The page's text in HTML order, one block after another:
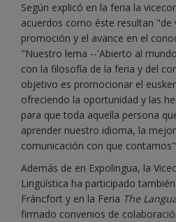
Según explicó en la feria la
acuerdos como éste resultan
promoción y el avance en el
"Nuestro lema --'Abierto al
con la filosofía de la feria y del
objetivo es promocionar el
ofreciendo la oportunidad y las
para que toda aquella persona
aprender nuestro idioma, la
comunicación con que
Además de en Expolingua, la
Lingüística ha participado
Fráncfort y en la Feria The
firmado convenios de